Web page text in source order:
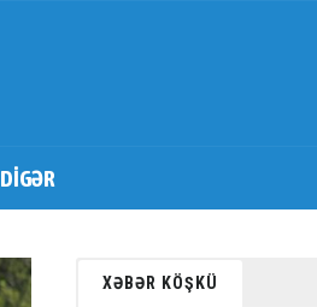
DİGƏR
XƏBƏR KÖŞKÜ